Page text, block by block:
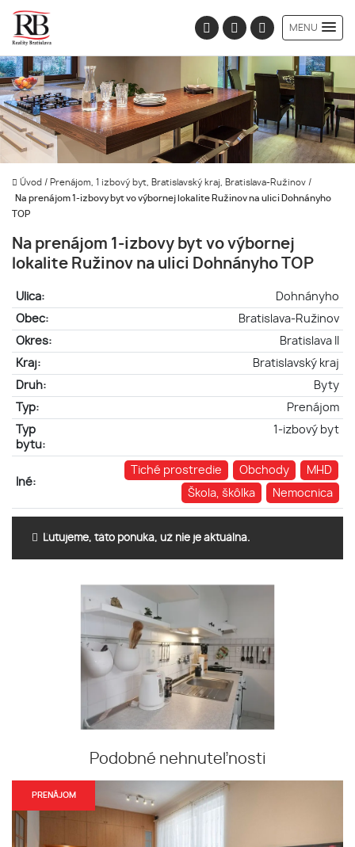
MENU
Úvod / Prenájom, 1 izbový byt, Bratislavský kraj, Bratislava-Ružinov /
Na prenájom 1-izbovy byt vo výbornej lokalite Ružinov na ulici Dohnányho
TOP
Na prenájom 1-izbovy byt vo výbornej
lokalite Ružinov na ulici Dohnányho TOP
Ulica:
Dohnányho
Obec:
Bratislava-Ružinov
Okres:
Bratislava II
Kraj:
Bratislavský kraj
Druh:
Byty
Typ:
Prenájom
Typ
bytu:
1-izbový byt
Iné:
Tiché prostredie Obchody
MHD
Škola, škôlka
Nemocnica
Ľutujeme, táto ponuka, už nie je aktuálna.
Podobné nehnuteľnosti
PRENÁJOM